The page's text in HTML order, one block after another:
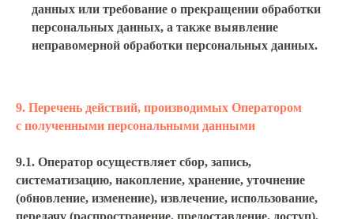
данных или требование о прекращении обработки
персональных данных, а также выявление
неправомерной обработки персональных данных.
9. Перечень действий, производимых Оператором
с полученными персональными данными
9.1. Оператор осуществляет сбор, запись,
систематизацию, накопление, хранение, уточнение
(обновление, изменение), извлечение, использование,
передачу (распространение, предоставление, доступ),